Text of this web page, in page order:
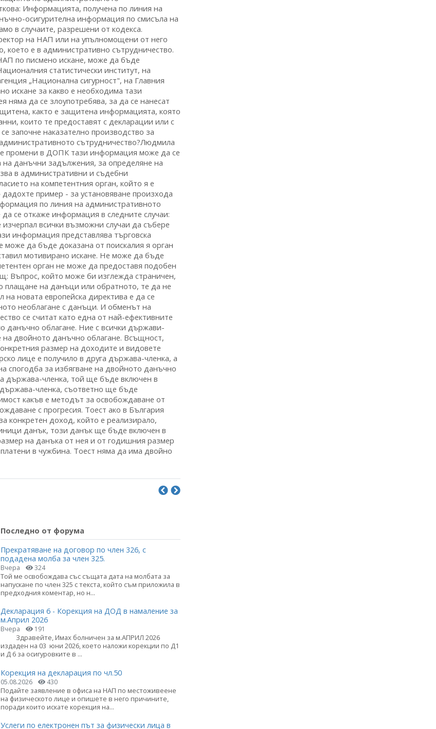
Последно от форума
Прекратяване на договор по член 326, с
подадена молба за член 325.
Вчера 324
Той ме освобождава със същата дата на молбата за
напускане по член 325 с текста, който съм приложила в
предходния коментар, но н...
Декларация 6 - Корекция на ДОД в намаление за
м.Април 2026
Вчера 191
Здравейте, Имах болничен за м.АПРИЛ 2026
издаден на 03 юни 2026, което наложи корекции по Д1
и Д 6 за осигуровките в ...
Корекция на декларация по чл.50
05.08.2026 430
Подайте заявление в офиса на НАП по местоживеене
на физическото лице и опишете в него причините,
поради които искате корекция на...
Услеги по електронен път за физически лица в